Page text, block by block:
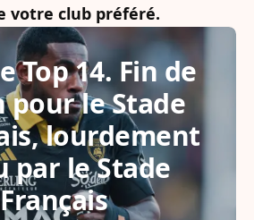
votre club préféré.
Top 14. Fin de
pour le Stade
lourdement
par le Stade
Français